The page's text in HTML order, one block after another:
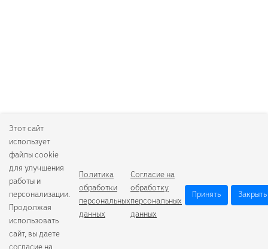
Этот сайт
использует
файлы cookie
для улучшения
работы и
персонализации.
Продолжая
использовать
сайт, вы даете
Политика
обработки
персональных
данных
Согласие на
обработку
персональных
данных
Принять Закрыть